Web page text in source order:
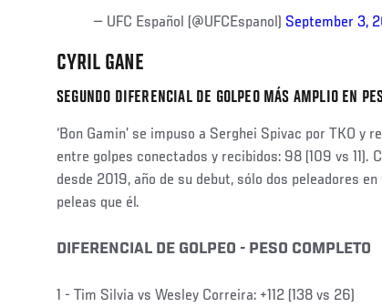
— UFC Español (@UFCEspanol) September 3,
CYRIL GANE
SEGUNDO DIFERENCIAL DE GOLPEO MÁS AMPLIO EN
‘Bon Gamin’ se impuso a Serghei Spivac por TKO y
entre golpes conectados y recibidos: 98 (109 vs 11).
desde 2019, año de su debut, sólo dos peleadores
peleas que él.
DIFERENCIAL DE GOLPEO - PESO COMPLETO
1 - Tim Silvia vs Wesley Correira: +112 (138 vs 26)